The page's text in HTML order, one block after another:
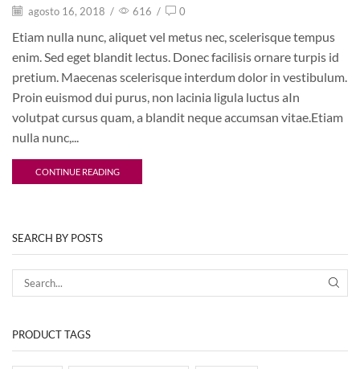
agosto 16, 2018 / 616 / 0
Etiam nulla nunc, aliquet vel metus nec, scelerisque tempus
enim. Sed eget blandit lectus. Donec facilisis ornare turpis id
pretium. Maecenas scelerisque interdum dolor in vestibulum.
Proin euismod dui purus, non lacinia ligula luctus aIn
volutpat cursus quam, a blandit neque accumsan vitae.Etiam
nulla nunc,...
CONTINUE READING
SEARCH BY POSTS
PRODUCT TAGS